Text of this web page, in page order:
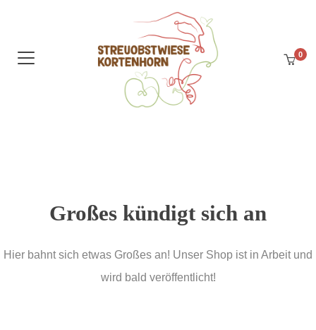
0
Großes kündigt sich an
Hier bahnt sich etwas Großes an! Unser Shop ist in Arbeit und
wird bald veröffentlicht!